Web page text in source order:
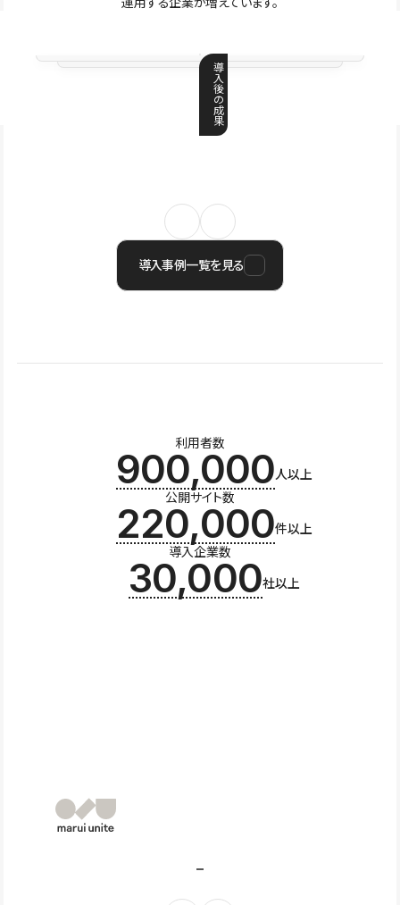
導
入
後
の
成
果
導入事例一覧を見る
利用者数
900,000人以上
公開サイト数
220,000件以上
導入企業数
30,000社以上